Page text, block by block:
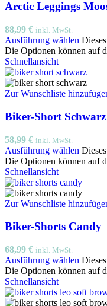
Arctic Leggings
88,99 € inkl. MwSt.
Ausführung wählen
Die Optionen können auf
Schnellansicht
Zur Wunschliste
Biker-Short Schwarz
58,99 € inkl. MwSt.
Ausführung wählen
Die Optionen können auf
Schnellansicht
Zur Wunschliste
Biker-Shorts Candy
68,99 € inkl. MwSt.
Ausführung wählen
Die Optionen können auf
Schnellansicht